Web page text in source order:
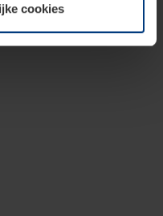
cookies